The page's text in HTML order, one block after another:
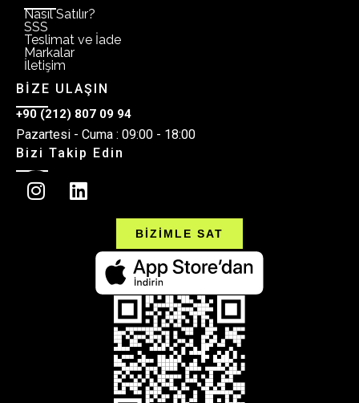
Nasıl Satılır?
SSS
Teslimat ve İade
Markalar
İletişim
BİZE ULAŞIN
+90 (212) 807 09 94
Pazartesi - Cuma : 09:00 - 18:00
Bizi Takip Edin
BİZİMLE SAT